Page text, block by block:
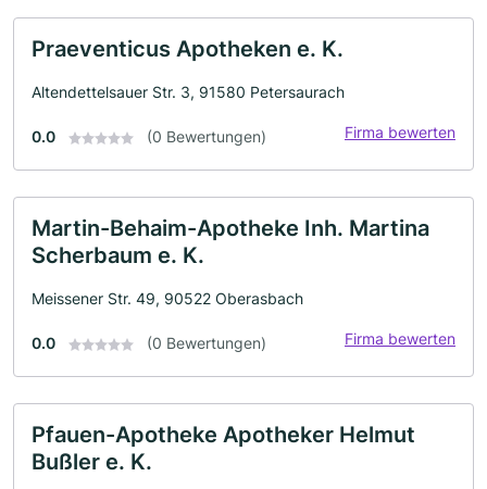
Praeventicus Apotheken e. K.
Altendettelsauer Str. 3, 91580 Petersaurach
0.0 (0 Bewertungen) Firma bewerten
Martin-Behaim-Apotheke Inh. Martina
Scherbaum e. K.
Meissener Str. 49, 90522 Oberasbach
0.0 (0 Bewertungen) Firma bewerten
Pfauen-Apotheke Apotheker Helmut
Bußler e. K.